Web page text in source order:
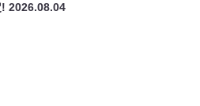
!2026.08.04